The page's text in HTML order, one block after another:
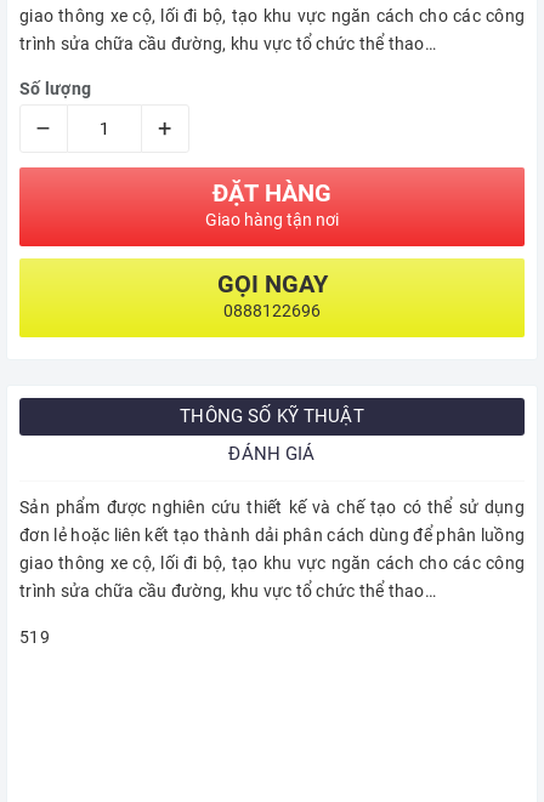
giao thông xe cộ, lối đi bộ, tạo khu vực ngăn cách cho các công
trình sửa chữa cầu đường, khu vực tổ chức thể thao…
Số lượng
– +
ĐẶT HÀNG
Giao hàng tận nơi
GỌI NGAY
0888122696
THÔNG SỐ KỸ THUẬT
ĐÁNH GIÁ
Sản phẩm được nghiên cứu thiết kế và chế tạo có thể sử dụng
đơn lẻ hoặc liên kết tạo thành dải phân cách dùng để phân luồng
giao thông xe cộ, lối đi bộ, tạo khu vực ngăn cách cho các công
trình sửa chữa cầu đường, khu vực tổ chức thể thao…
519